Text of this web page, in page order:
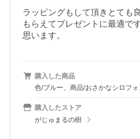
ラッピングもして頂きとても
もらえてプレゼントに最適で
思います。
購入した商品
色/ブルー、商品/おさかなシロフォ
購入したストア
がじゅまるの樹